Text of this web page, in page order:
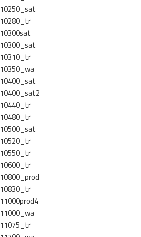
10250_sat
10280_tr
10300sat
10300_sat
10310_tr
10350_wa
10400_sat
10400_sat2
10440_tr
10480_tr
10500_sat
10520_tr
10550_tr
10600_tr
10800_prod
10830_tr
11000prod4
11000_wa
11075_tr